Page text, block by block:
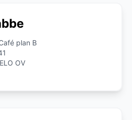
plan B
OV